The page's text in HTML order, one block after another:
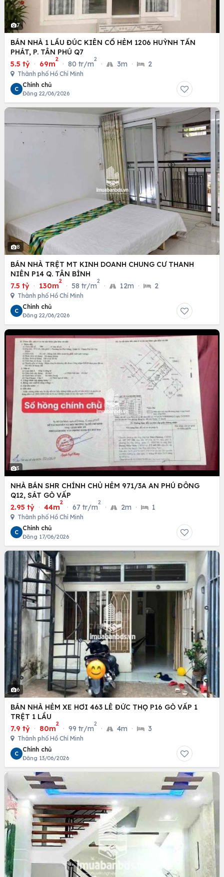
7
BÁN NHÀ 1 LẦU ĐÚC KIÊN CỐ HẺM 1206 HUỲNH TẤN
PHÁT, P. TÂN PHÚ Q7
5.5 tỷ · 69m
2
· 80 tr/m
2
· 3m · 2
Thành phố Hồ Chí Minh
C
Chính chủ
Đăng 22/06/2026
8
BÁN NHÀ TRỆT MT KINH DOANH CHUNG CƯ THANH
NIÊN P14 Q. TÂN BÌNH
7.5 tỷ · 130m
2
· 58 tr/m
2
· 12m · 2
Thành phố Hồ Chí Minh
C
Chính chủ
Đăng 22/06/2026
3
NHÀ BÁN SHR CHÍNH CHỦ HẺM 971/3A AN PHÚ ĐÔNG
Q12, SÁT GÒ VẤP
2.95 tỷ · 44m
2
· 67 tr/m
2
· 2m · 1
Thành phố Hồ Chí Minh
C
Chính chủ
Đăng 17/06/2026
6
BÁN NHÀ HẺM XE HƠI 463 LÊ ĐỨC THỌ P16 GÒ VẤP 1
TRỆT 1 LẦU
7.9 tỷ · 80m
2
· 99 tr/m
2
· 4m · 3
Thành phố Hồ Chí Minh
C
Chính chủ
Đăng 13/06/2026